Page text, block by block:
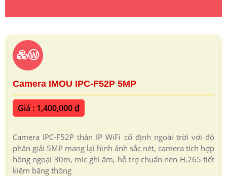
Ⓦ
Camera IMOU IPC-F52P 5MP
Giá : 1,400,000 ₫
Camera IPC-F52P thân IP WiFi cố định ngoài trời với độ
phân giải 5MP mang lại hình ảnh sắc nét, camera tích hợp
hồng ngoại 30m, mic ghi âm, hỗ trợ chuẩn nén H.265 tiết
kiệm băng thông